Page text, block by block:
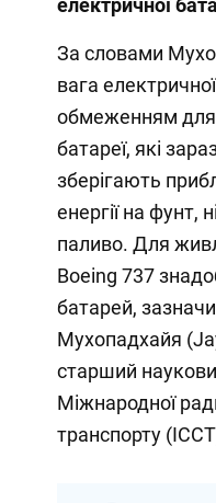
За словами
вага
обмеженням для
батареї, які
зберігають
енергії на фунт,
паливо. Для
Boeing 737
батарей,
Мухопадхайя
старший
Міжнародної
транспорту